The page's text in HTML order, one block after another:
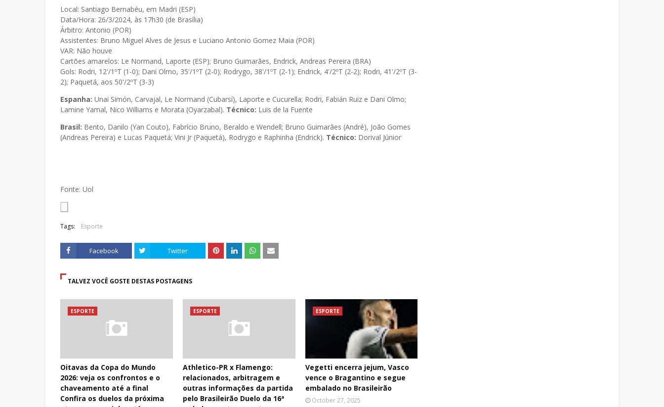
Local: Santiago Bernabéu, em Madri (ESP)
Data/Hora: 26/3/2024, às 17h30 (de Brasília)
Árbitro: Antonio (POR)
Assistentes: Bruno Miguel Alves de Jesus e Luciano Antonio Gomez Maia (POR)
VAR: Não houve
Cartões amarelos: Le Normand, Laporte (ESP); Bruno Guimarães, Endrick, Andreas Pereira (BRA)
Gols: Rodri, 12'/1ºT (1-0); Dani Olmo, 35'/1ºT (2-0); Rodrygo, 38'/1ºT (2-1); Endrick, 4'/2ºT (2-2); Rodri, 41'/2ºT (3-
2); Paquetá, aos 50'/2ºT (3-3)
Espanha: Unai Simón, Carvajal, Le Normand (Cubarsí), Laporte e Cucurella; Rodri, Fabián Ruiz e Dani Olmo;
Lamine Yamal, Nico Williams e Morata (Oyarzabal). Técnico: Luis de la Fuente
Brasil: Bento, Danilo (Yan Couto), Fabrício Bruno, Beraldo e Wendell; Bruno Guimarães (André), João Gomes
(Andreas Pereira) e Lucas Paquetá; Vini Jr (Paquetá), Rodrygo e Raphinha (Endrick). Técnico: Dorival Júnior
Fonte: Uol
Tags: Esporte
Facebook Twitter
TALVEZ VOCÊ GOSTE DESTAS POSTAGENS
ESPORTE
Oitavas da Copa do Mundo
2026: veja os confrontos e o
chaveamento até a final
Confira os duelos da próxima
ESPORTE
Athletico-PR x Flamengo:
relacionados, arbitragem e
outras informações da partida
pelo Brasileirão Duelo da 16ª
ESPORTE
Vegetti encerra jejum, Vasco
vence o Bragantino e segue
embalado no Brasileirão
October 27, 2025